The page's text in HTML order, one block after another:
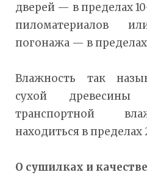
дверей — в пределах
пиломатериалов
погонажа — в пределах
Влажность так
сухой
транспортной
находиться в пределах
О сушилках и